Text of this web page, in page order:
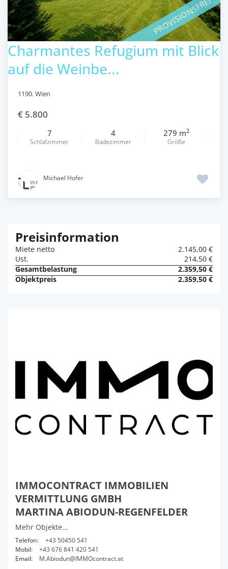
PROVISIONSFREI
Charmantes Refugium mit Blick
auf die Weinbe...
1190,Wien
€ 5.800
7
Schlafzimmer
4
Badezimmer
279 m2
Größe
Michael Hofer
IMMOCONTRACT IMMOBILIEN
VERMITTLUNG GMBH
MARTINA ABIODUN-REGENFELDER
Mehr Objekte...
Telefon:
+43 50450 541
Mobil:
+43 676 841 420 541
Email:
M.Abiodun@IMMOcontract.at
Preisinformation
Miete netto
2.145,00 €
Ust.
214,50 €
Gesamtbelastung
2.359,50 €
Objektpreis
2.359,50 €